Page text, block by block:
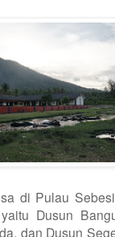
di Pulau
Dusun
dan Dusun